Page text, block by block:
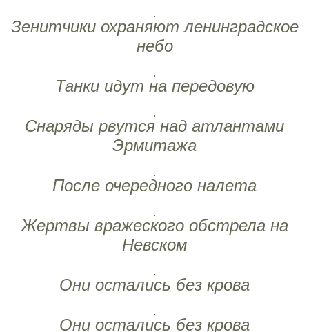
Зенитчики охраняют ленинградское
небо
Танки идут на передовую
Снаряды рвутся над атлантами
Эрмитажа
После очередного налета
Жертвы вражеского обстрела на
Невском
Они остались без крова
Они остались без крова